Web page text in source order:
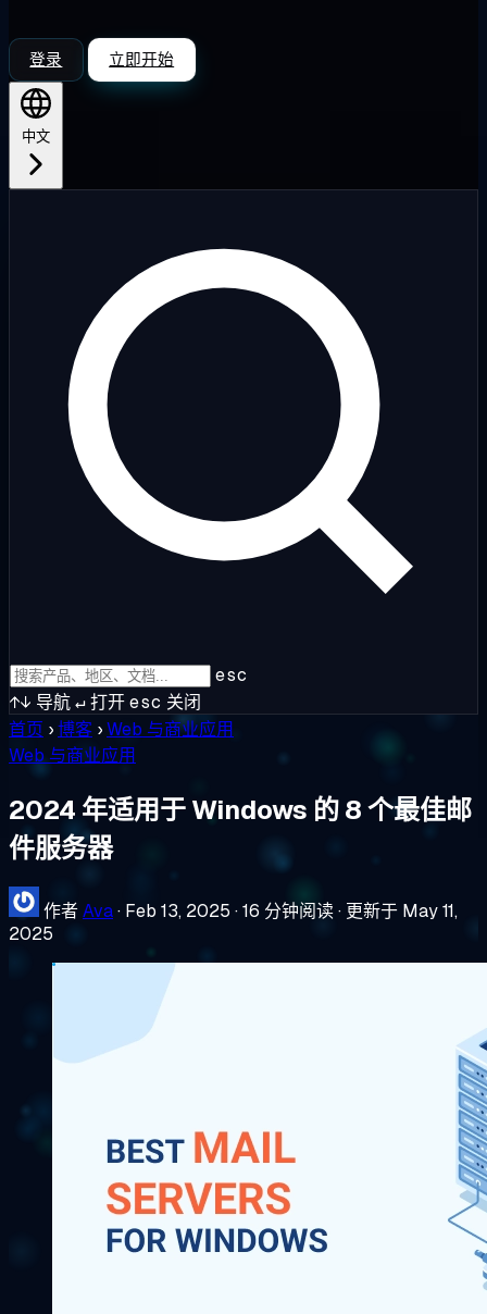
登录 立即开始
中文
esc
↑↓ 导航↵打开esc 关闭
首页 ›博客 ›Web 与商业应用
Web 与商业应用
2024 年适用于 Windows 的 8 个最佳邮
件服务器
作者Ava· Feb 13, 2025 ·16 分钟阅读· 更新于 May 11,
2025